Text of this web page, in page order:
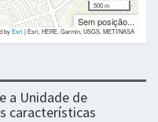
500 m
Sem posição...
byEsri|Esri, HERE, Garmin, USGS, METI/NASA
a Unidade de
características